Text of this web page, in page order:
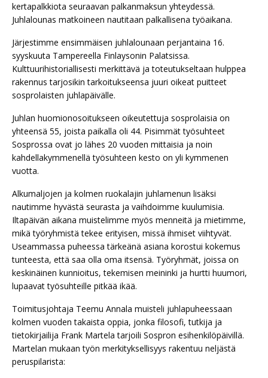
kertapalkkiota seuraavan palkanmaksun yhteydessä.
Juhlalounas matkoineen nautitaan palkallisena työaikana.
Järjestimme ensimmäisen juhlalounaan perjantaina 16.
syyskuuta Tampereella Finlaysonin Palatsissa.
Kulttuurihistoriallisesti merkittävä ja toteutukseltaan hulppea
rakennus tarjosikin tarkoitukseensa juuri oikeat puitteet
sosprolaisten juhlapäivälle.
Juhlan huomionosoitukseen oikeutettuja sosprolaisia on
yhteensä 55, joista paikalla oli 44. Pisimmät työsuhteet
Sosprossa ovat jo lähes 20 vuoden mittaisia ja noin
kahdellakymmenellä työsuhteen kesto on yli kymmenen
vuotta.
Alkumaljojen ja kolmen ruokalajin juhlamenun lisäksi
nautimme hyvästä seurasta ja vaihdoimme kuulumisia.
Iltapäivän aikana muistelimme myös menneitä ja mietimme,
mikä työryhmistä tekee erityisen, missä ihmiset viihtyvät.
Useammassa puheessa tärkeänä asiana korostui kokemus
tunteesta, että saa olla oma itsensä. Työryhmät, joissa on
keskinäinen kunnioitus, tekemisen meininki ja hurtti huumori,
lupaavat työsuhteille pitkää ikää.
Toimitusjohtaja Teemu Annala muisteli juhlapuheessaan
kolmen vuoden takaista oppia, jonka filosofi, tutkija ja
tietokirjailija Frank Martela tarjoili Sospron esihenkilöpäivillä.
Martelan mukaan työn merkityksellisyys rakentuu neljästä
peruspilarista: